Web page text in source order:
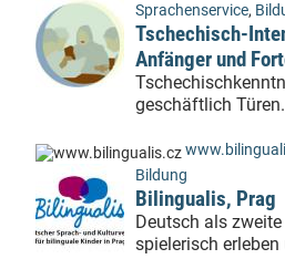
Sprachenservice,
Tschechisch-
Anfänger und
geschäftlich
Bildung
Bilingualis, Prag
Deutsch als
spielerisch erleben